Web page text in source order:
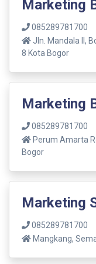
Marketing
085289781700
Jln. Mandala ll,
8 Kota Bogor
Marketing
085289781700
Perum Amarta
Bogor
Marketing
085289781700
Mangkang,